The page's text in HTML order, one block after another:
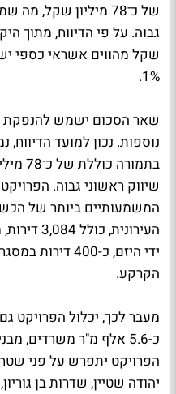
של כ־78 מיליון שקל,
שקל מהווים אשראי כספי
1%.
שאר הסכום ישמש להנפקת
שיווק ראשוני גבוה.
המשמעותיים ביותר של
ידי היזם, כ-400
הקרקע.
כ-5.6 אלף מ"ר משרדים,
יהודה שטיין, שדרות בן